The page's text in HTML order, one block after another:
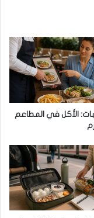
الأكل في المطاعم